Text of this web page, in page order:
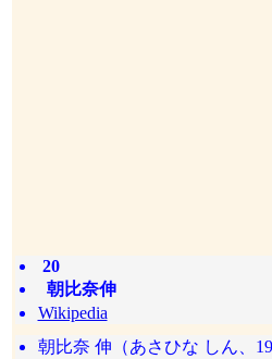
20
朝比奈伸
Wikipedia
朝比奈 伸（あさひな しん、